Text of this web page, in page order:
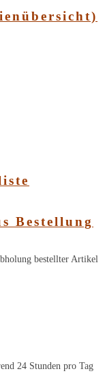
Bestellung
bestellter Artikel
24 Stunden pro Tag